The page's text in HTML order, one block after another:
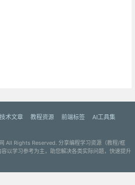
技术文章 教程资源 前端标签
AI工具集